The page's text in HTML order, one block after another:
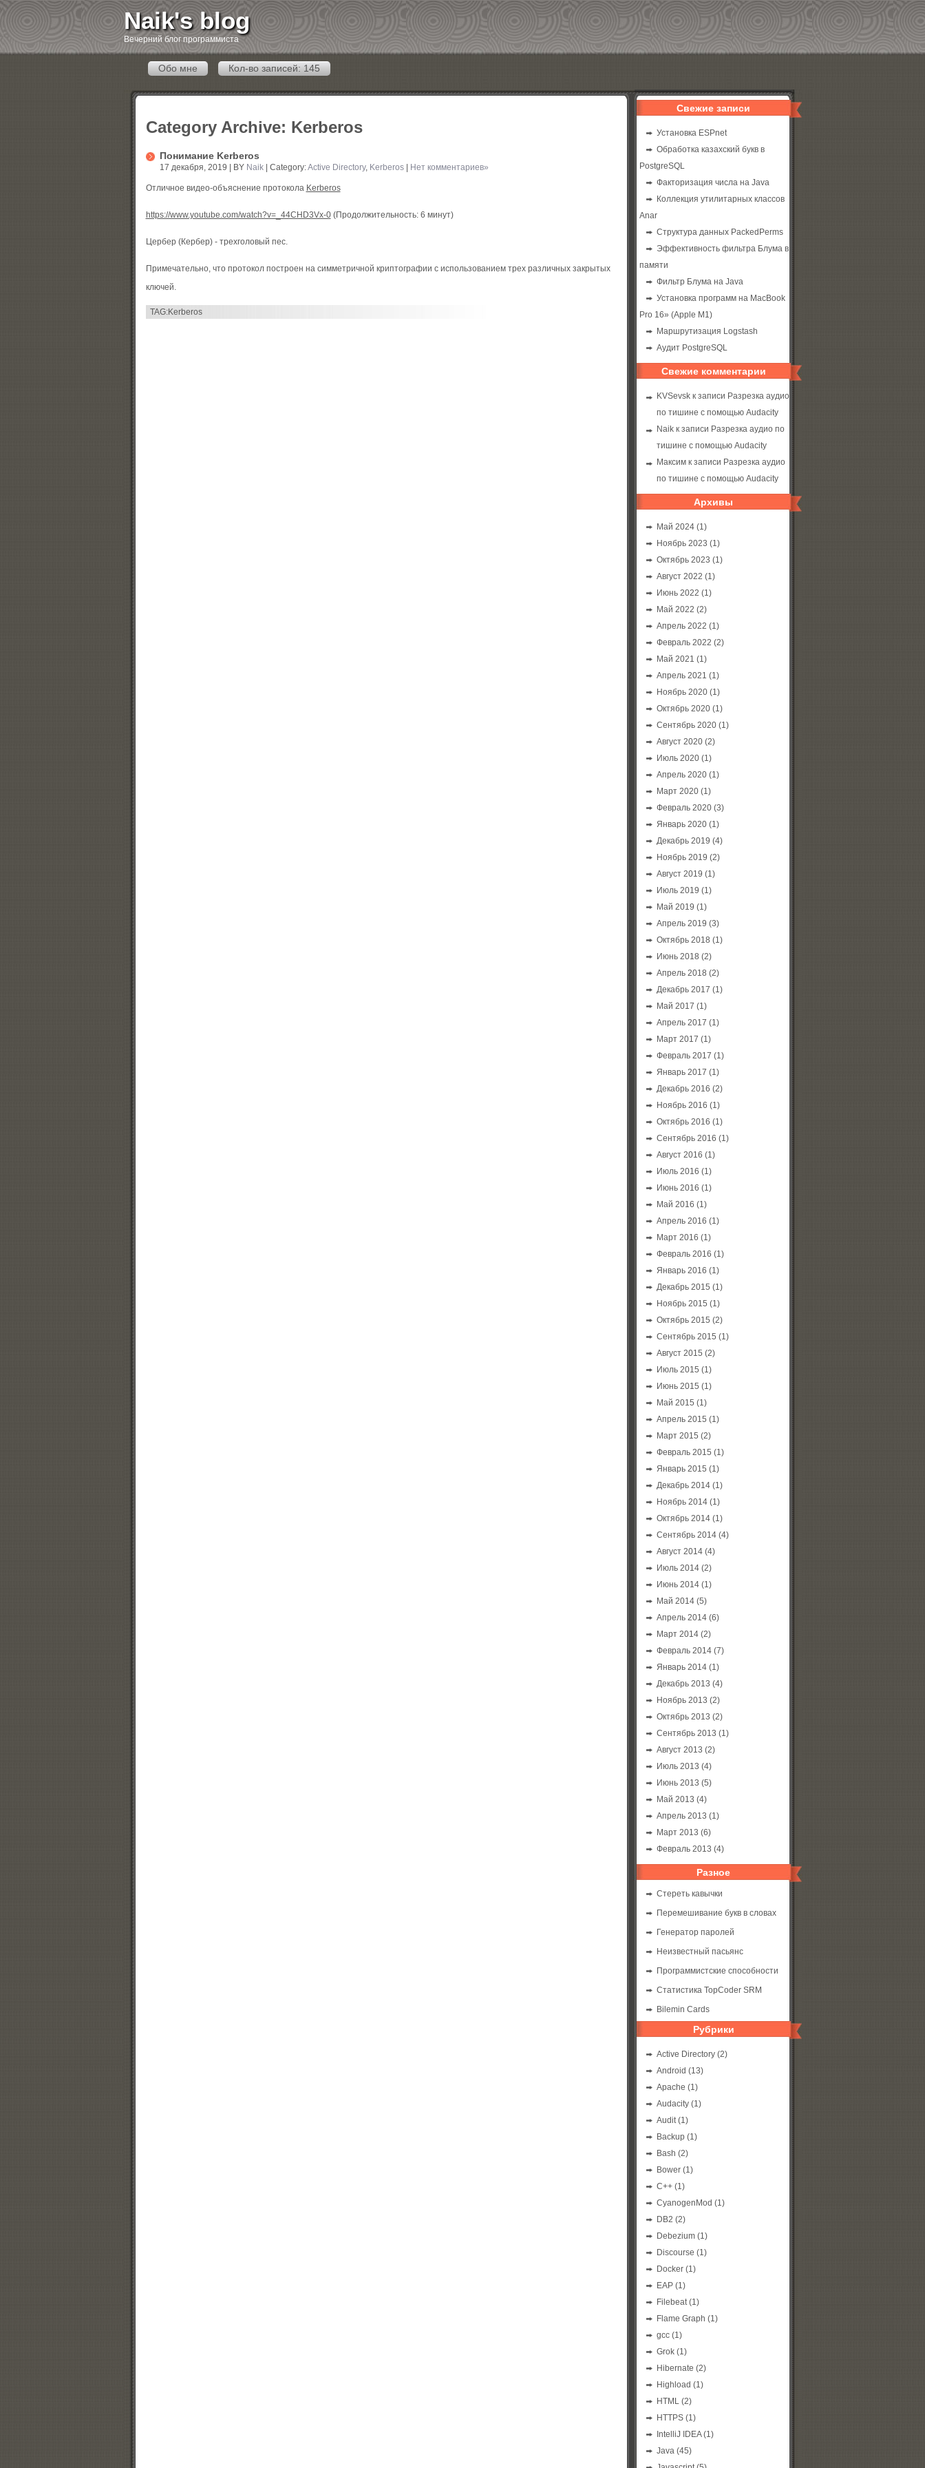
Naik's blog
Вечерний блог программиста
Обо мне Кол-во записей: 145
Category Archive: Kerberos
Понимание Kerberos
17 декабря, 2019 | BY Naik| Category:Active Directory, Kerberos| Нет комментариев»
Отличное видео-объяснение протокола Kerberos
https://www.youtube.com/watch?v=_44CHD3Vx-0(Продолжительность: 6 минут)
Цербер (Кербер) - трехголовый пес.
Примечательно, что протокол построен на симметричной криптографии с использованием трех различных закрытых
ключей.
TAG:Kerberos
Свежие записи
Установка ESPnet
Обработка казахский букв в
PostgreSQL
Факторизация числа на Java
Коллекция утилитарных классов
Anar
Структура данных PackedPerms
Эффективность фильтра Блума в
памяти
Фильтр Блума на Java
Установка программ на MacBook
Pro 16» (Apple M1)
Маршрутизация Logstash
Аудит PostgreSQL
Свежие комментарии
KVSevskк записи Разрезка аудио
по тишине с помощью Audacity
Naikк записи Разрезка аудио по
тишине с помощью Audacity
Максимк записи Разрезка аудио
по тишине с помощью Audacity
Архивы
Май 2024(1)
Ноябрь 2023 (1)
Октябрь 2023 (1)
Август 2022 (1)
Июнь 2022 (1)
Май 2022 (2)
Апрель 2022 (1)
Февраль 2022 (2)
Май 2021 (1)
Апрель 2021 (1)
Ноябрь 2020(1)
Октябрь 2020(1)
Сентябрь 2020(1)
Август 2020(2)
Июль 2020(1)
Апрель 2020(1)
Март 2020(1)
Февраль 2020(3)
Январь 2020(1)
Декабрь 2019 (4)
Ноябрь 2019 (2)
Август 2019 (1)
Июль 2019 (1)
Май 2019 (1)
Апрель 2019 (3)
Октябрь 2018 (1)
Июнь 2018 (2)
Апрель 2018 (2)
Декабрь 2017 (1)
Май 2017 (1)
Апрель 2017 (1)
Март 2017 (1)
Февраль 2017 (1)
Январь 2017 (1)
Декабрь 2016 (2)
Ноябрь 2016 (1)
Октябрь 2016 (1)
Сентябрь 2016 (1)
Август 2016 (1)
Июль 2016 (1)
Июнь 2016 (1)
Май 2016 (1)
Апрель 2016 (1)
Март 2016 (1)
Февраль 2016 (1)
Январь 2016 (1)
Декабрь 2015 (1)
Ноябрь 2015 (1)
Октябрь 2015 (2)
Сентябрь 2015 (1)
Август 2015 (2)
Июль 2015 (1)
Июнь 2015 (1)
Май 2015 (1)
Апрель 2015 (1)
Март 2015 (2)
Февраль 2015 (1)
Январь 2015 (1)
Декабрь 2014(1)
Ноябрь 2014(1)
Октябрь 2014(1)
Сентябрь 2014(4)
Август 2014(4)
Июль 2014(2)
Июнь 2014(1)
Май 2014(5)
Апрель 2014(6)
Март 2014(2)
Февраль 2014(7)
Январь 2014(1)
Декабрь 2013 (4)
Ноябрь 2013 (2)
Октябрь 2013 (2)
Сентябрь 2013 (1)
Август 2013 (2)
Июль 2013 (4)
Июнь 2013 (5)
Май 2013 (4)
Апрель 2013 (1)
Март 2013 (6)
Февраль 2013 (4)
Разное
Стереть кавычки
Перемешивание букв в словах
Генератор паролей
Неизвестный пасьянс
Программистские способности
Статистика TopCoder SRM
Bilemin Cards
Рубрики
Active Directory(2)
Android (13)
Apache (1)
Audacity(1)
Audit(1)
Backup(1)
Bash (2)
Bower(1)
C++(1)
CyanogenMod (1)
DB2 (2)
Debezium(1)
Discourse (1)
Docker(1)
EAP(1)
Filebeat(1)
Flame Graph (1)
gcc(1)
Grok(1)
Hibernate (2)
Highload (1)
HTML(2)
HTTPS(1)
IntelliJ IDEA(1)
Java(45)